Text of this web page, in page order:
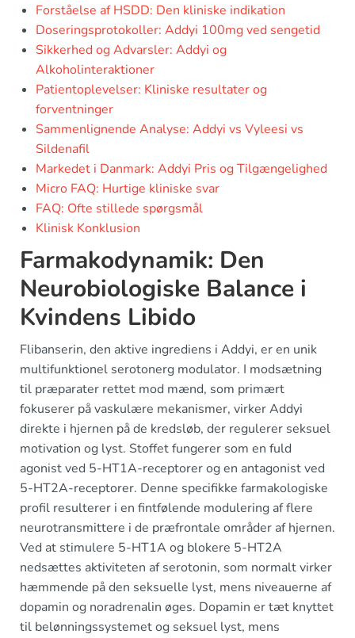
Forståelse af HSDD: Den kliniske indikation
Doseringsprotokoller: Addyi 100mg ved sengetid
Sikkerhed og Advarsler: Addyi og
Alkoholinteraktioner
Patientoplevelser: Kliniske resultater og
forventninger
Sammenlignende Analyse: Addyi vs Vyleesi vs
Sildenafil
Markedet i Danmark: Addyi Pris og Tilgængelighed
Micro FAQ: Hurtige kliniske svar
FAQ: Ofte stillede spørgsmål
Klinisk Konklusion
Farmakodynamik: Den
Neurobiologiske Balance i
Kvindens Libido
Flibanserin, den aktive ingrediens i Addyi, er en unik
multifunktionel serotonerg modulator. I modsætning
til præparater rettet mod mænd, som primært
fokuserer på vaskulære mekanismer, virker Addyi
direkte i hjernen på de kredsløb, der regulerer seksuel
motivation og lyst. Stoffet fungerer som en fuld
agonist ved 5-HT1A-receptorer og en antagonist ved
5-HT2A-receptorer. Denne specifikke farmakologiske
profil resulterer i en fintfølende modulering af flere
neurotransmittere i de præfrontale områder af hjernen.
Ved at stimulere 5-HT1A og blokere 5-HT2A
nedsættes aktiviteten af serotonin, som normalt virker
hæmmende på den seksuelle lyst, mens niveauerne af
dopamin og noradrenalin øges. Dopamin er tæt knyttet
til belønningssystemet og seksuel lyst, mens